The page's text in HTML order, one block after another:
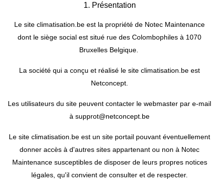
1. Présentation
Le site climatisation.be est la propriété de Notec Maintenance
dont le siège social est situé rue des Colombophiles à 1070
Bruxelles Belgique.
La société qui a conçu et réalisé le site climatisation.be est
Netconcept.
Les utilisateurs du site peuvent contacter le webmaster par e-mail
à supprot@netconcept.be
Le site climatisation.be est un site portail pouvant éventuellement
donner accès à d'autres sites appartenant ou non à Notec
Maintenance susceptibles de disposer de leurs propres notices
légales, qu'il convient de consulter et de respecter.